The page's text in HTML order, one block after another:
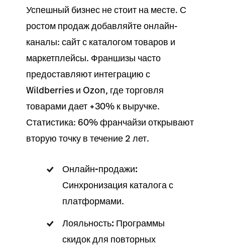
Успешный бизнес не стоит на месте. С
ростом продаждобавляйте онлайн-
каналы: сайт с каталогом товаров и
маркетплейсы. Франшизы часто
предоставляют интеграцию с
Wildberries и Ozon, гдеторговля
товарами дает +30% к выручке.
Статистика: 60% франчайзи открывают
вторую точку в течение 2 лет.
Онлайн-продажи:
Синхронизация каталогас
платформами.
Лояльность: Программы
скидок для повторных